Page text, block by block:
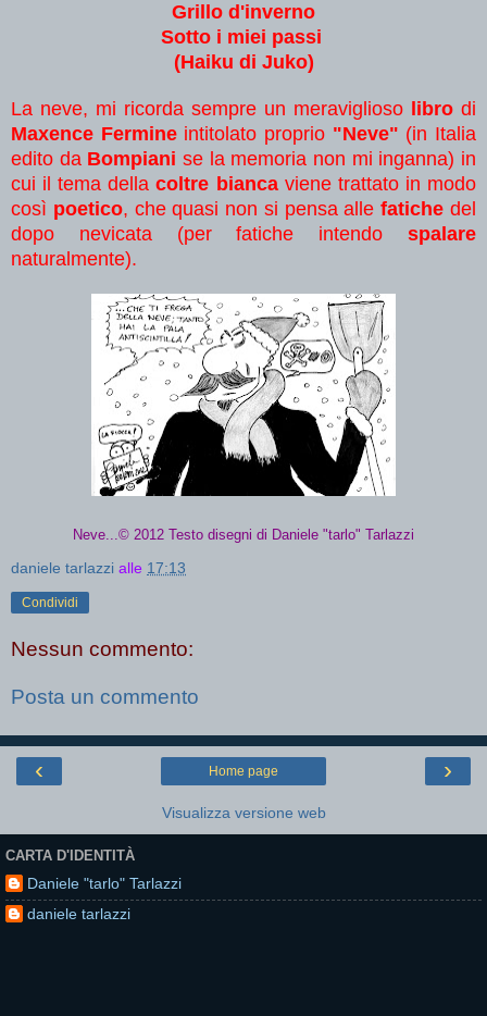
Grillo d'inverno
Sotto i miei passi
(Haiku di Juko)
La neve, mi ricorda sempre un meraviglioso libro di
Maxence Fermineintitolato proprio "Neve" (in Italia
edito da Bompiani se la memoria non mi inganna) in
cui il tema dellacoltre biancaviene trattato in modo
così poetico, che quasi non si pensa alle fatiche del
dopo nevicata (per fatiche intendo spalare
naturalmente).
Neve...© 2012 Testo disegni di Daniele "tarlo" Tarlazzi
daniele tarlazzi alle 17:13
Condividi
Nessun commento:
Posta un commento
‹ ›
Home page
Visualizza versione web
CARTA D'IDENTITÀ
Daniele "tarlo" Tarlazzi
daniele tarlazzi